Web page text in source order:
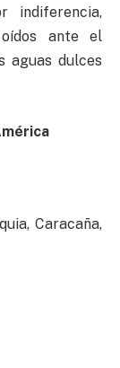
ante el
aguas dulces
Caracaña,